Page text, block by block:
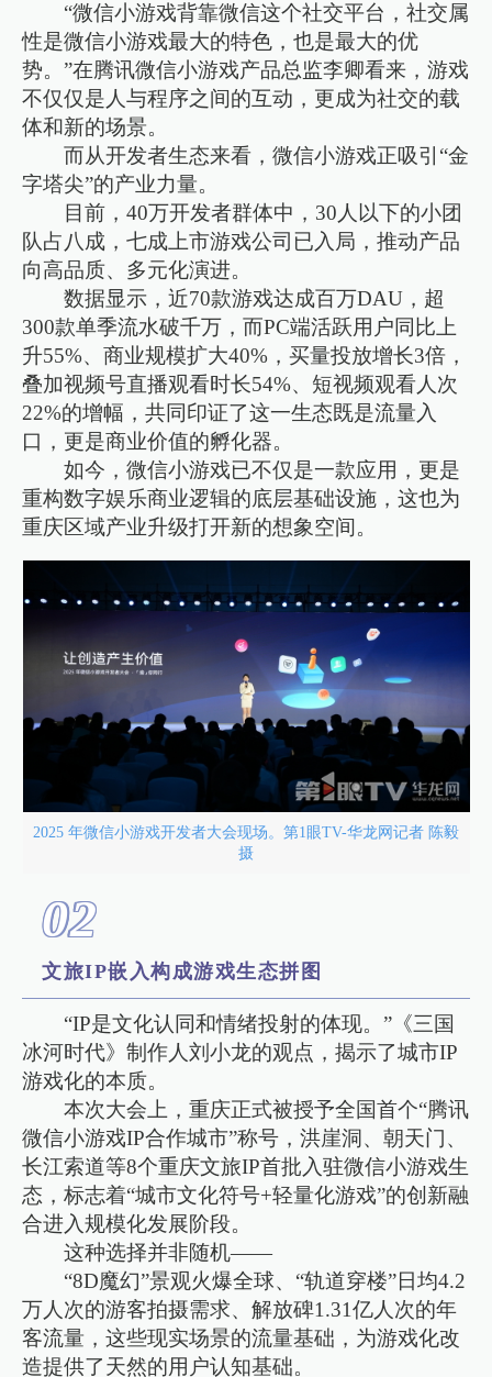
“微信小游戏背靠微信这个社交平台，社交属
性是微信小游戏最大的特色，也是最大的优
势。”在腾讯微信小游戏产品总监李卿看来，游戏
不仅仅是人与程序之间的互动，更成为社交的载
体和新的场景。
而从开发者生态来看，微信小游戏正吸引“金
字塔尖”的产业力量。
目前，40万开发者群体中，30人以下的小团
队占八成，七成上市游戏公司已入局，推动产品
向高品质、多元化演进。
数据显示，近70款游戏达成百万DAU，超
300款单季流水破千万，而PC端活跃用户同比上
升55%、商业规模扩大40%，买量投放增长3倍，
叠加视频号直播观看时长54%、短视频观看人次
22%的增幅，共同印证了这一生态既是流量入
口，更是商业价值的孵化器。
如今，微信小游戏已不仅是一款应用，更是
重构数字娱乐商业逻辑的底层基础设施，这也为
重庆区域产业升级打开新的想象空间。
2025 年微信小游戏开发者大会现场。第1眼TV-华龙网记者 陈毅
摄
02
文旅IP嵌入构成游戏生态拼图
“IP是文化认同和情绪投射的体现。”《三国
冰河时代》制作人刘小龙的观点，揭示了城市IP
游戏化的本质。
本次大会上，重庆正式被授予全国首个“腾讯
微信小游戏IP合作城市”称号，洪崖洞、朝天门、
长江索道等8个重庆文旅IP首批入驻微信小游戏生
态，标志着“城市文化符号+轻量化游戏”的创新融
合进入规模化发展阶段。
这种选择并非随机——
“8D魔幻”景观火爆全球、“轨道穿楼”日均4.2
万人次的游客拍摄需求、解放碑1.31亿人次的年
客流量，这些现实场景的流量基础，为游戏化改
造提供了天然的用户认知基础。